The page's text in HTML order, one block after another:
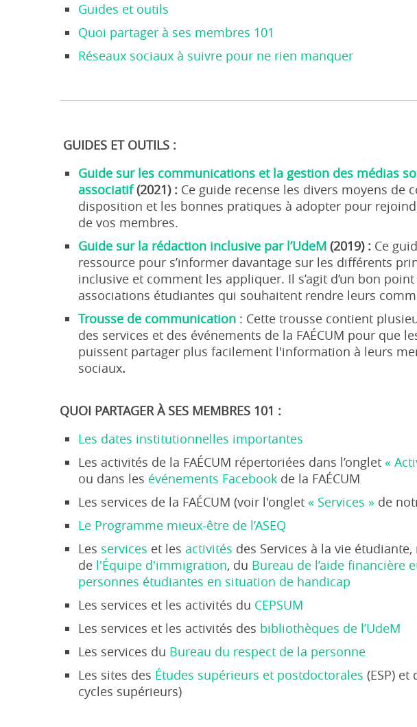
Guides et outils
Quoi partager à ses membres 101
Réseaux sociaux à suivre pour ne rien manquer
GUIDES ET OUTILS :
Guide sur les communications et la gestion des médias
associatif(2021) : Ce guide recense les divers moyens de
disposition et les bonnes pratiques à adopter pour
de vos membres.
Guide sur la rédaction inclusive par l’UdeM (2019) : Ce
ressource pour s’informer davantage sur les différents
inclusive et comment les appliquer. Il s’agit d’un bon
associations étudiantes qui souhaitent rendre leurs
Trousse de communication : Cette trousse contient
des services et des événements de la FAÉCUM pour que
puissent partager plus facilement l'information à leurs
sociaux.
QUOI PARTAGER À SES MEMBRES 101 :
Les dates institutionnelles importantes
Les activités de la FAÉCUM répertoriées dans l’onglet «
ou dans les événements Facebook de la FAÉCUM
Les services de la FAÉCUM (voir l'onglet « Services » de
Le Programme mieux-être de l’ASEQ
Les services et les activités des Services à la vie
de l'Équipe d'immigration, du Bureau de l’aide financière
personnes étudiantes en situation de handicap
Les services et les activités du CEPSUM
Les services et les activités des bibliothèques de l’UdeM
Les services du Bureau du respect de la personne
Les sites des Études supérieurs et postdoctorales (ESP) et
cycles supérieurs)